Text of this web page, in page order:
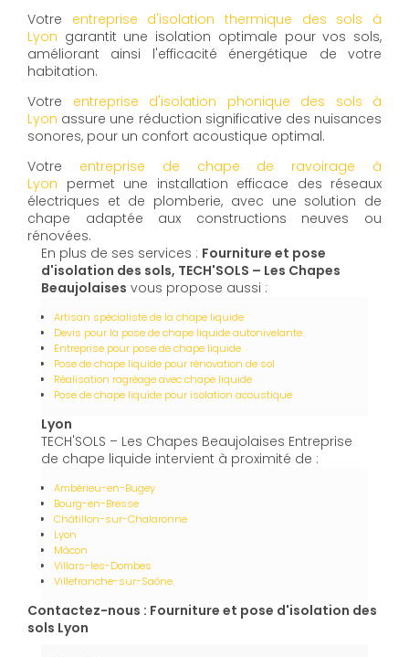
Votre entreprise d'isolation thermique des sols à
Lyon garantit une isolation optimale pour vos sols,
améliorant ainsi l'efficacité énergétique de votre
habitation.
Votre entreprise d'isolation phonique des sols à
Lyon assure une réduction significative des nuisances
sonores, pour un confort acoustique optimal.
Votre entreprise de chape de ravoirage à
Lyon permet une installation efficace des réseaux
électriques et de plomberie, avec une solution de
chape adaptée aux constructions neuves ou
rénovées.
En plus de ses services : Fourniture et pose
d'isolation des sols, TECH'SOLS – Les Chapes
Beaujolaises vous propose aussi :
Artisan spécialiste de la chape liquide
Devis pour la pose de chape liquide autonivelante
Entreprise pour pose de chape liquide
Pose de chape liquide pour rénovation de sol
Réalisation ragréage avec chape liquide
Pose de chape liquide pour isolation acoustique
Lyon
TECH'SOLS – Les Chapes Beaujolaises Entreprise
de chape liquide intervient à proximité de :
Ambérieu-en-Bugey
Bourg-en-Bresse
Châtillon-sur-Chalaronne
Lyon
Mâcon
Villars-les-Dombes
Villefranche-sur-Saône
Contactez-nous : Fourniture et pose d'isolation des
sols Lyon